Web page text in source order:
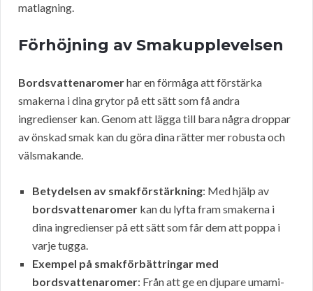
matlagning.
Förhöjning av Smakupplevelsen
Bordsvattenaromerhar en förmåga att förstärka
smakerna i dina grytor på ett sätt som få andra
ingredienser kan. Genom att lägga till bara några droppar
av önskad smak kan du göra dina rätter mer robusta och
välsmakande.
Betydelsen av smakförstärkning: Med hjälp av
bordsvattenaromer kan du lyfta fram smakerna i
dina ingredienser på ett sätt som får dem att poppa i
varje tugga.
Exempel på smakförbättringar med
bordsvattenaromer: Från att ge en djupare umami-